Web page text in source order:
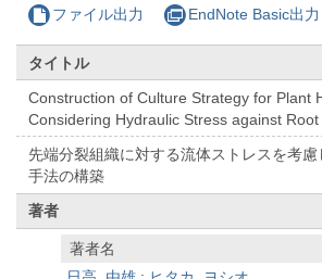
ファイル出力 EndNote Basic出力
タイトル
Construction of Culture Strategy for Plant
Considering Hydraulic Stress against
先端分裂組織に対する流体ストレスを考
手法の構築
著者
著者名